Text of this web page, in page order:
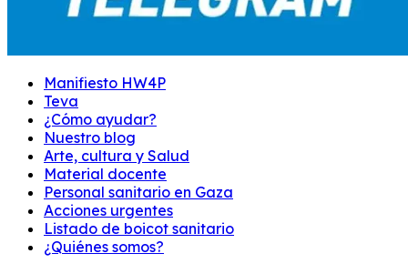
Manifiesto HW4P
Teva
¿Cómo ayudar?
Nuestro blog
Arte, cultura y Salud
Material docente
Personal sanitario en Gaza
Acciones urgentes
Listado de boicot sanitario
¿Quiénes somos?